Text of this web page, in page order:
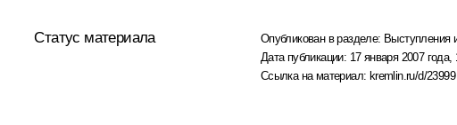
Статус материала Опубликован в разделе: Выступления
Дата публикации: 17 января 2007 года,
Ссылка на материал: kremlin.ru/d/23999